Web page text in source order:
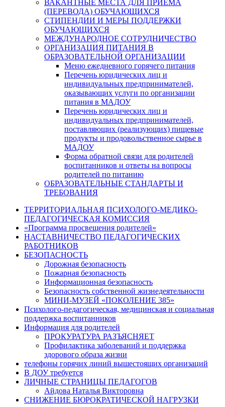
ВАКАНТНЫЕ МЕСТА ДЛЯ ПРИЕМА
(ПЕРЕВОДА) ОБУЧАЮЩИХСЯ
СТИПЕНДИИ И МЕРЫ ПОДДЕРЖКИ
ОБУЧАЮЩИХСЯ
МЕЖДУНАРОДНОЕ СОТРУДНИЧЕСТВО
ОРГАНИЗАЦИЯ ПИТАНИЯ В
ОБРАЗОВАТЕЛЬНОЙ ОРГАНИЗАЦИИ
Меню ежедневного горячего питания
Перечень юридических лиц и
индивидуальных предпринимателей,
оказывающих услуги по организации
питания в МАДОУ
Перечень юридических лиц и
индивидуальных предпринимателей,
поставляющих (реализующих) пищевые
продукты и продовольственное сырье в
МАДОУ
Форма обратной связи для родителей
воспитанников и ответы на вопросы
родителей по питанию
ОБРАЗОВАТЕЛЬНЫЕ СТАНДАРТЫ И
ТРЕБОВАНИЯ
ТЕРРИТОРИАЛЬНАЯ ПСИХОЛОГО-МЕДИКО-
ПЕДАГОГИЧЕСКАЯ КОМИССИЯ
«Программа просвещения родителей»
НАСТАВНИЧЕСТВО ПЕДАГОГИЧЕСКИХ
РАБОТНИКОВ
БЕЗОПАСНОСТЬ
Дорожная безопасность
Пожарная безопасность
Информационная безопасность
Безопасность собственной жизнедеятельности
МИНИ-МУЗЕЙ «ПОКОЛЕНИЕ 385»
Психолого-педагогическая, медицинская и социальная
поддержка воспитанников
Информация для родителей
ПРОКУРАТУРА РАЗЪЯСНЯЕТ
Профилактика заболеваний и поддержка
здорового образа жизни
телефоны горячих линий вышестоящих организаций
В ДОУ требуется
ЛИЧНЫЕ СТРАНИЦЫ ПЕДАГОГОВ
Айдова Наталья Викторовна
СНИЖЕНИЕ БЮРОКРАТИЧЕСКОЙ НАГРУЗКИ